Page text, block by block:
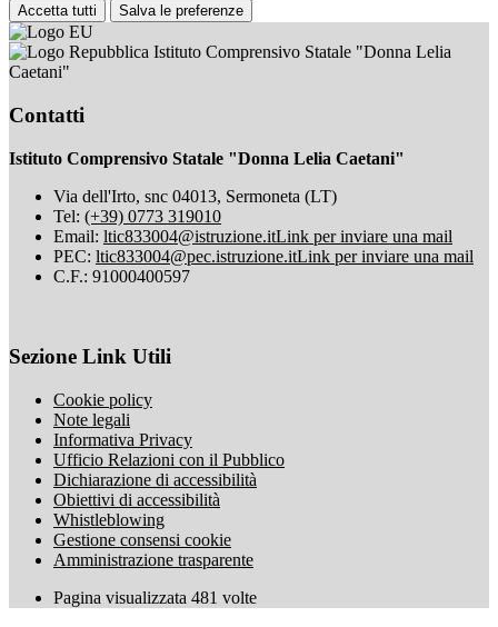
Accetta tutti Salva le preferenze
Istituto Comprensivo Statale "Donna Lelia
Caetani"
Contatti
Istituto Comprensivo Statale "Donna Lelia Caetani"
Via dell'Irto, snc 04013, Sermoneta (LT)
Tel: (+39) 0773 319010
Email: ltic833004@istruzione.itLink per inviare una mail
PEC: ltic833004@pec.istruzione.itLink per inviare una mail
C.F.: 91000400597
Sezione Link Utili
Cookie policy
Note legali
Informativa Privacy
Ufficio Relazioni con il Pubblico
Dichiarazione di accessibilità
Obiettivi di accessibilità
Whistleblowing
Gestione consensi cookie
Amministrazione trasparente
Pagina visualizzata 481 volte